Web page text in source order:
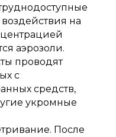
на
аэрозоли.
проводят
с
средств,
укромные
После